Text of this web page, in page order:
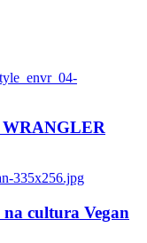
335x256.jpg
na cultura Vegan